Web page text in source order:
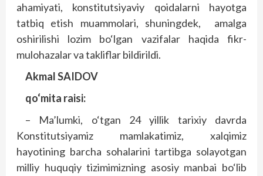
ahamiyati, konstitutsiyaviy qoidalarni hayotga
tatbiq etish muammolari, shuningdek, amalga
oshirilishi lozim bo‘lgan vazifalar haqida fikr-
mulohazalar va takliflar bildirildi.
Akmal SAIDOV
qo‘mita raisi:
– Ma’lumki, o‘tgan 24 yillik tarixiy davrda
Konstitutsiyamiz mamlakatimiz, xalqimiz
hayotining barcha sohalarini tartibga solayotgan
milliy huquqiy tizimimizning asosiy manbai bo‘lib